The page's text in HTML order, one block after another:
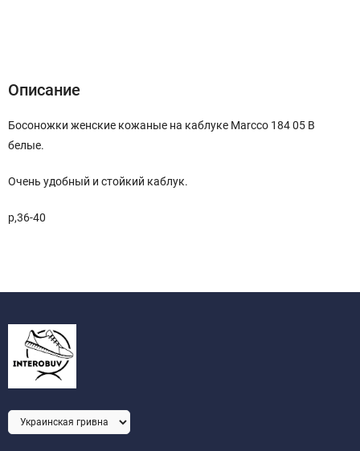
Описание
Босоножки женские кожаные на каблуке Marcco 184 05 B
белые.
Очень удобный и стойкий каблук.
р,36-40